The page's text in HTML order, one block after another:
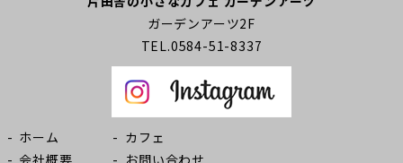
ガーデンアーツ2F
TEL.0584-51-8337
ホーム
会社概要
カフェ
お問い合わせ